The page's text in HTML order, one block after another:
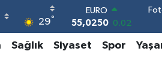
29°
EURO
55,0250 0.02
STERLİN
64,2398 0.2
Sağlık Siyaset Spor